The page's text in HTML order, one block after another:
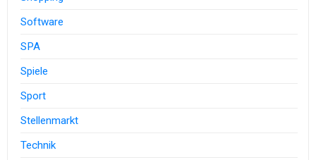
Software
SPA
Spiele
Sport
Stellenmarkt
Technik